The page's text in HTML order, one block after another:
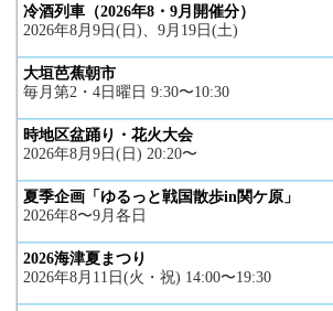
冷酒列車（2026年8・9月開催分）
2026年8月9日(日)、9月19日(土)
大垣芭蕉朝市
毎月第2・4日曜日 9:30〜10:30
時地区盆踊り・花火大会
2026年8月9日(日) 20:20〜
夏季企画「ゆるっと戦国散歩in関ケ原」
2026年8〜9月各日
2026海津夏まつり
2026年8月11日(火・祝) 14:00〜19:30